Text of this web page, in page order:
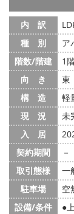
内 訳
種 別
ア
階数/階建
1
向 き
東
構 造
軽
現 況
未
入 居
契約期間
－
取引態様
一
駐車場
空
設備/条件